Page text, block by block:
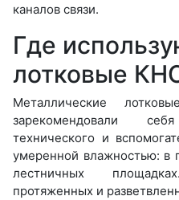
каналов связи.
Где
лотковые
Металлические
зарекомендовали
технического и
умеренной влажностью: в
лестничных
протяженных и